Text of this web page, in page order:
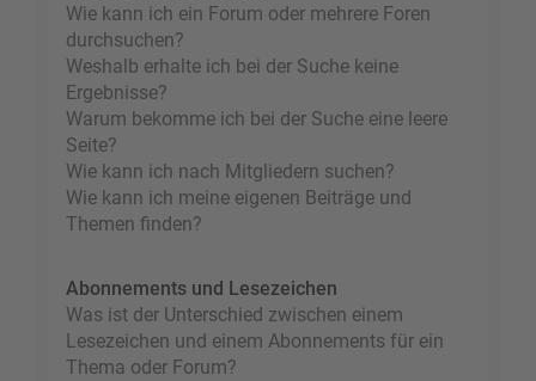
Wie kann ich ein Forum oder mehrere Foren
durchsuchen?
Weshalb erhalte ich bei der Suche keine
Ergebnisse?
Warum bekomme ich bei der Suche eine leere
Seite?
Wie kann ich nach Mitgliedern suchen?
Wie kann ich meine eigenen Beiträge und
Themen finden?
Abonnements und Lesezeichen
Was ist der Unterschied zwischen einem
Lesezeichen und einem Abonnements für ein
Thema oder Forum?